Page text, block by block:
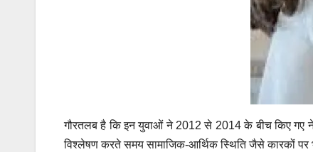
गौरतलब है कि इन युवाओं ने 2012 से 2014 के बीच किए गए
विश्लेषण करते समय सामाजिक-आर्थिक स्थिति जैसे कारकों